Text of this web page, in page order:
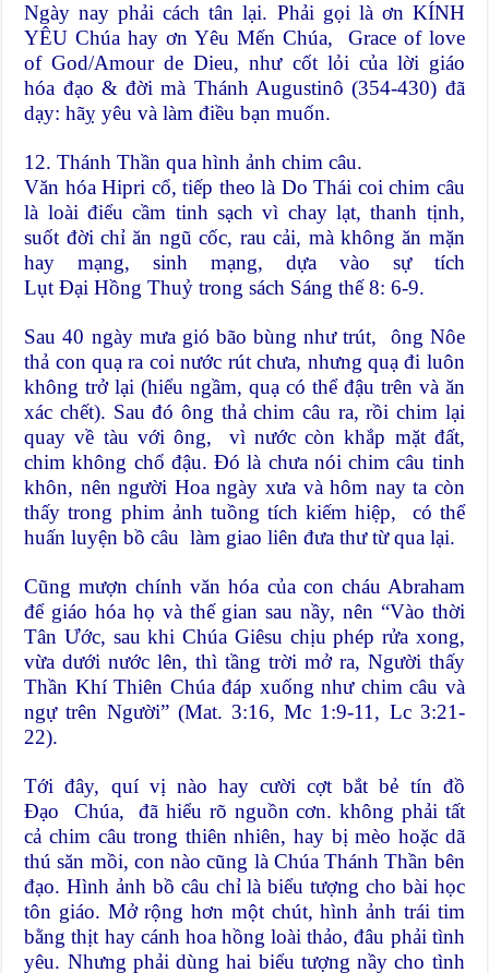
Ngày nay phải cách tân lại. Phải gọi là ơn KÍNH
YÊU Chúa hay ơn Yêu Mến Chúa, Grace of love
of God/Amour de Dieu, như cốt lỏi của lời giáo
hóa đạo & đời mà Thánh Augustinô (354-430) đã
dạy: hãỵ yêu và làm điều bạn muốn.
12. Thánh Thần qua hình ảnh chim câu.
Văn hóa Hipri cổ, tiếp theo là Do Thái coi chim câu
là loài điểu cầm tinh sạch vì chay lạt, thanh tịnh,
suốt đời chỉ ăn ngũ cốc, rau cải, mà không ăn mặn
hay mạng, sinh mạng, dựa vào sự tích
Lụt Đại Hồng Thuỷ trong sách Sáng thế 8: 6-9.
Sau 40 ngày mưa gió bão bùng như trút, ông Nôe
thả con quạ ra coi nước rút chưa, nhưng quạ đi luôn
không trở lại (hiểu ngầm, quạ có thể đậu trên và ăn
xác chết). Sau đó ông thả chim câu ra, rồi chim lại
quay về tàu với ông, vì nước còn khắp mặt đất,
chim không chổ đậu. Đó là chưa nói chim câu tinh
khôn, nên người Hoa ngày xưa và hôm nay ta còn
thấy trong phim ảnh tuồng tích kiếm hiệp, có thể
huấn luyện bồ câu làm giao liên đưa thư từ qua lại.
Cũng mượn chính văn hóa của con cháu Abraham
để giáo hóa họ và thế gian sau nầy, nên “Vào thời
Tân Ước, sau khi Chúa Giêsu chịu phép rửa xong,
vừa dưới nước lên, thì tầng trời mở ra, Người thấy
Thần Khí Thiên Chúa đáp xuống như chim câu và
ngự trên Người” (Mat. 3:16, Mc 1:9-11, Lc 3:21-
22).
Tới đây, quí vị nào hay cười cợt bắt bẻ tín đồ
Đạo Chúa, đã hiểu rõ nguồn cơn. không phải tất
cả chim câu trong thiên nhiên, hay bị mèo hoặc dã
thú săn mồi, con nào cũng là Chúa Thánh Thần bên
đạo. Hình ảnh bồ câu chỉ là biểu tượng cho bài học
tôn giáo. Mở rộng hơn một chút, hình ảnh trái tim
bằng thịt hay cánh hoa hồng loài thảo, đâu phải tình
yêu. Nhưng phải dùng hai biểu tượng nầy cho tình